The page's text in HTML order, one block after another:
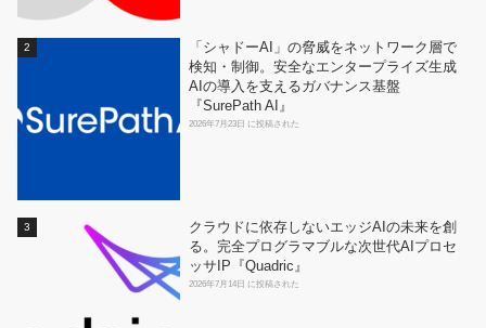
「シャドーAI」の脅威をネットワーク層で
検知・制御。安全なエンタープライズ生成
AIの導入を支えるガバナンス基盤
『SurePath AI』
2026年7月23日 に投稿された
クラウドに依存しないエッジAIの未来を創
る。完全プログラマブルな次世代AIプロセ
ッサIP『Quadric』
2026年7月14日 に投稿された